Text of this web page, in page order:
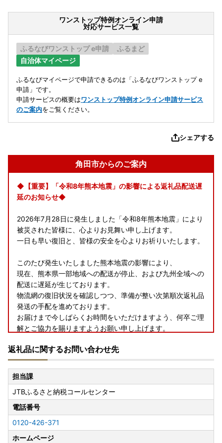
ワンストップ特例オンライン申請
対応サービス一覧
ふるなびワンストップ e申請
ふるまど
自治体マイページ
ふるなびマイページで申請できるのは「ふるなびワンストップ e
申請」です。
申請サービスの概要はワンストップ特例オンライン申請サービス
のご案内をご覧ください。
シェアする
角田市からのご案内
◆【重要】「令和8年熊本地震」の影響による返礼品配送遅
延のお知らせ◆
2026年7月28日に発生しました「令和8年熊本地震」により
被災された皆様に、心よりお見舞い申し上げます。
一日も早い復旧と、皆様の安全を心よりお祈りいたします。
このたび発生いたしました熊本地震の影響により、
現在、熊本県一部地域への配送が停止、および九州全域への
配送に遅延が生じております。
物流網の復旧状況を確認しつつ、準備が整い次第順次返礼品
発送の手配を進めております。
お届けまで今しばらくお時間をいただけますよう、何卒ご理
解とご協力を賜りますようお願い申し上げます。
◆お礼の品配送について◆
早期納品や納期日指定、数か月先の納品希望等のご要望はお
受けできません。
お届けまでに２～４か月かかる場合がございます。
※配送に関するお問い合わせ（ご不在日や長期不在のご予定
がある場合）は、ご寄附後に下記問い合わせフォームまたは
JTBふるさと納税コールセンターまでお電話にてご連絡いた
返礼品に関するお問い合わせ先
担当課
JTBふるさと納税コールセンター
電話番号
0120-426-371
ホームページ